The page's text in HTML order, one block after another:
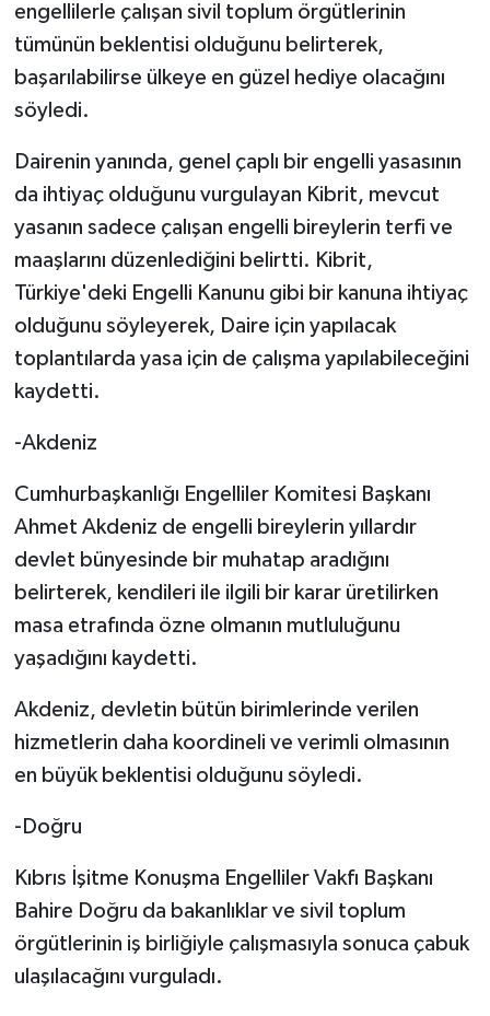
engellilerle çalışan sivil toplum örgütlerinin
tümünün beklentisi olduğunu belirterek,
başarılabilirse ülkeye en güzel hediye olacağını
söyledi.
Dairenin yanında, genel çaplı bir engelli yasasının
da ihtiyaç olduğunu vurgulayan Kibrit, mevcut
yasanın sadece çalışan engelli bireylerin terfi ve
maaşlarını düzenlediğini belirtti. Kibrit,
Türkiye'deki Engelli Kanunu gibi bir kanuna ihtiyaç
olduğunu söyleyerek, Daire için yapılacak
toplantılarda yasa için de çalışma yapılabileceğini
kaydetti.
-Akdeniz
Cumhurbaşkanlığı Engelliler Komitesi Başkanı
Ahmet Akdeniz de engelli bireylerin yıllardır
devlet bünyesinde bir muhatap aradığını
belirterek, kendileri ile ilgili bir karar üretilirken
masa etrafında özne olmanın mutluluğunu
yaşadığını kaydetti.
Akdeniz, devletin bütün birimlerinde verilen
hizmetlerin daha koordineli ve verimli olmasının
en büyük beklentisi olduğunu söyledi.
-Doğru
Kıbrıs İşitme Konuşma Engelliler Vakfı Başkanı
Bahire Doğru da bakanlıklar ve sivil toplum
örgütlerinin iş birliğiyle çalışmasıyla sonuca çabuk
ulaşılacağını vurguladı.